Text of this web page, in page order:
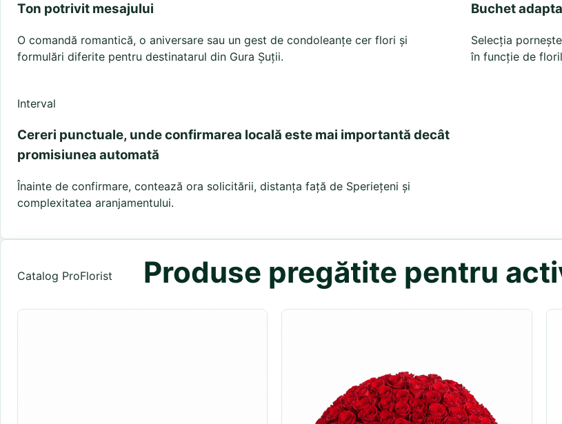
Ton potrivit mesajului
O comandă romantică, o aniversare sau un gest de condoleanțe cer flori și
formulări diferite pentru destinatarul din Gura Șuții.
Buchet
Selecția
în funcție de
Interval
Cereri punctuale, unde confirmarea locală este mai importantă decât
promisiunea automată
Înainte de confirmare, contează ora solicitării, distanța față de Speriețeni și
complexitatea aranjamentului.
Catalog ProFlorist Produse pregătite pentru